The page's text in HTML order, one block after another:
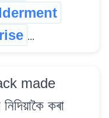
...
made
কৰা